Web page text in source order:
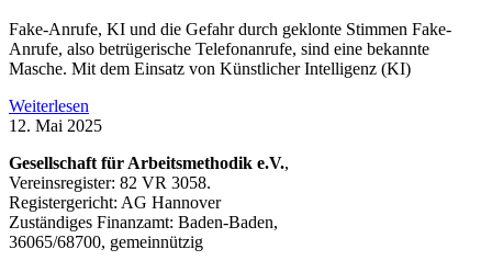
Fake-Anrufe, KI und die Gefahr durch geklonte Stimmen Fake-
Anrufe, also betrügerische Telefonanrufe, sind eine bekannte
Masche. Mit dem Einsatz von Künstlicher Intelligenz (KI)
Weiterlesen
12. Mai 2025
Gesellschaft für Arbeitsmethodik e.V.,
Vereinsregister: 82 VR 3058.
Registergericht: AG Hannover
Zuständiges Finanzamt: Baden-Baden,
36065/68700, gemeinnützig